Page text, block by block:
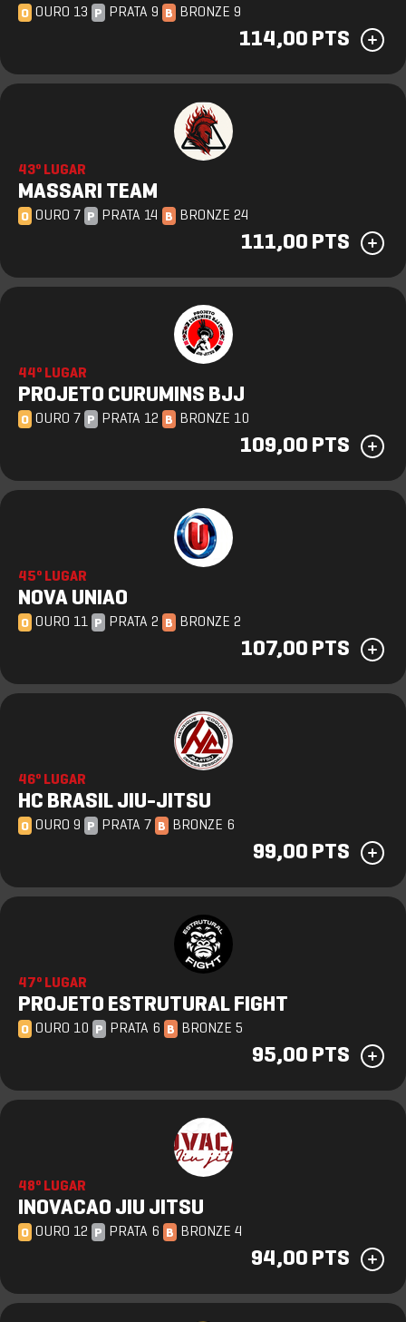
O OURO 13 P PRATA 9 B BRONZE 9
114,00 PTS
43º LUGAR
MASSARI TEAM
O OURO 7 P PRATA 14 B BRONZE 24
111,00 PTS
44º LUGAR
PROJETO CURUMINS BJJ
O OURO 7 P PRATA 12 B BRONZE 10
109,00 PTS
45º LUGAR
NOVA UNIAO
O OURO 11 P PRATA 2 B BRONZE 2
107,00 PTS
46º LUGAR
HC BRASIL JIU-JITSU
O OURO 9 P PRATA 7 B BRONZE 6
99,00 PTS
47º LUGAR
PROJETO ESTRUTURAL FIGHT
O OURO 10 P PRATA 6 B BRONZE 5
95,00 PTS
48º LUGAR
INOVACAO JIU JITSU
O OURO 12 P PRATA 6 B BRONZE 4
94,00 PTS